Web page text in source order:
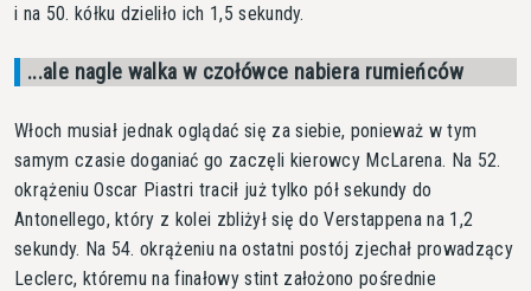
i na 50. kółku dzieliło ich 1,5 sekundy.
...ale nagle walka w czołówce nabiera rumieńców
Włoch musiał jednak oglądać się za siebie, ponieważ w tym
samym czasie doganiać go zaczęli kierowcy McLarena. Na 52.
okrążeniu Oscar Piastri tracił już tylko pół sekundy do
Antonellego, który z kolei zbliżył się do Verstappena na 1,2
sekundy. Na 54. okrążeniu na ostatni postój zjechał prowadzący
Leclerc, któremu na finałowy stint założono pośrednie